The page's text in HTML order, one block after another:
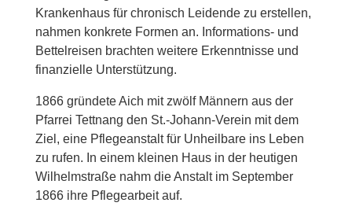
Krankenhaus für chronisch Leidende zu erstellen,
nahmen konkrete Formen an. Informations- und
Bettelreisen brachten weitere Erkenntnisse und
finanzielle Unterstützung.
1866 gründete Aich mit zwölf Männern aus der
Pfarrei Tettnang den St.-Johann-Verein mit dem
Ziel, eine Pflegeanstalt für Unheilbare ins Leben
zu rufen. In einem kleinen Haus in der heutigen
Wilhelmstraße nahm die Anstalt im September
1866 ihre Pflegearbeit auf.